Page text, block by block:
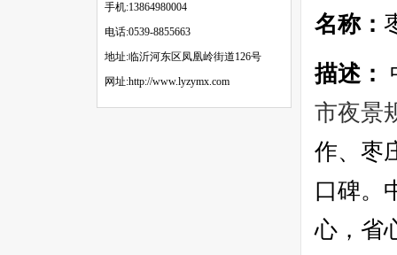
手机:13864980004
电话:0539-8855663
地址:临沂河东区凤凰岭街道126号
网址:http://www.lyzymx.com
名称：
描述：
市夜景
作、枣
口碑。
心，省